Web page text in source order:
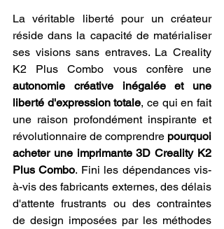
La véritable liberté pour un créateur
réside dans la capacité de matérialiser
ses visions sans entraves. La Creality
autonomie créative inégalée et une
liberté d'expression totale, ce qui en fait
une raison profondément inspirante et
révolutionnaire de comprendre pourquoi
acheter une imprimante 3D Creality K2
Plus Combo. Fini les dépendances vis-
à-vis des fabricants externes, des délais
d'attente frustrants ou des contraintes
de design imposées par les méthodes